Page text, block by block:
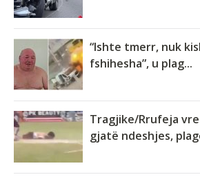
“Ishte tmerr, nuk
fshihesha”, u plag...
Tragjike/Rrufeja
gjatë ndeshjes,